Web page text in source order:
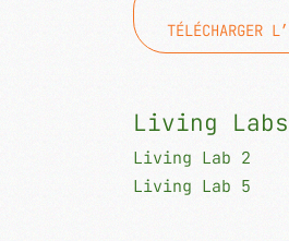
TÉLÉCHARGER
Living
Living Lab 2
Living Lab 5